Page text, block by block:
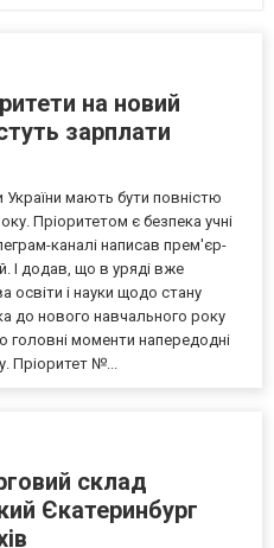
на новий
зарплати
України мають бути повністю
Пріоритетом є безпека учні
каналі написав прем'єр-
І додав, що в уряді вже
освіти і науки щодо стану
до нового навчального року
моменти напередодні
Пріоритет №...
склад
Єкатеринбург